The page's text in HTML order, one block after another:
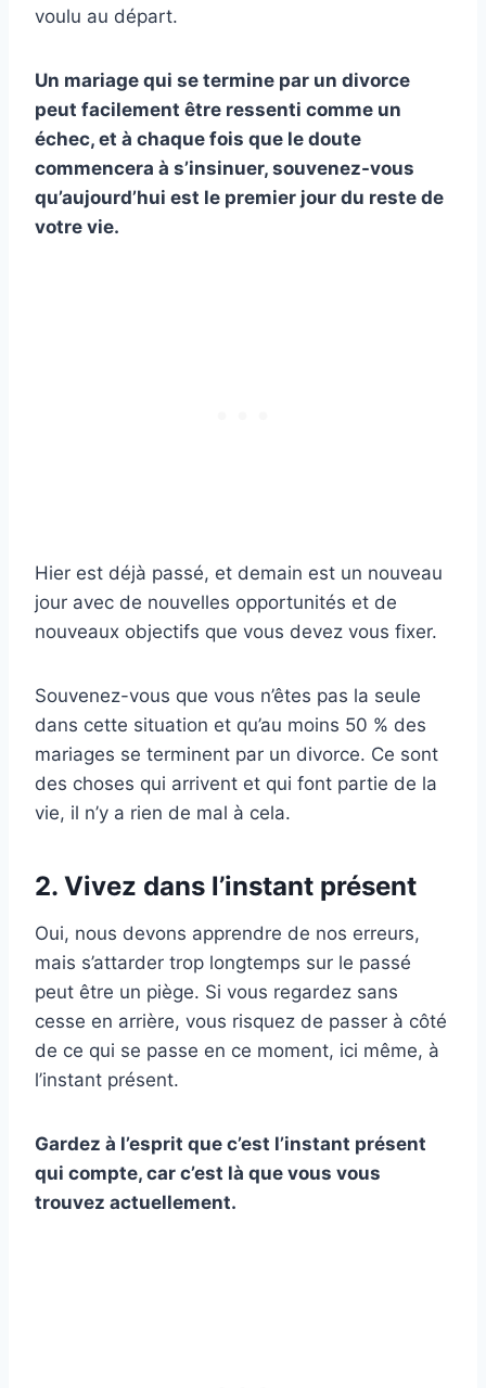
voulu au départ.
Un mariage qui se termine par un divorce
peut facilement être ressenti comme un
échec, et à chaque fois que le doute
commencera à s’insinuer, souvenez-vous
qu’aujourd’hui est le premier jour du reste de
votre vie.
Hier est déjà passé, et demain est un nouveau
jour avec de nouvelles opportunités et de
nouveaux objectifs que vous devez vous fixer.
Souvenez-vous que vous n’êtes pas la seule
dans cette situation et qu’au moins 50 % des
mariages se terminent par un divorce. Ce sont
des choses qui arrivent et qui font partie de la
vie, il n’y a rien de mal à cela.
2. Vivez dans l’instant présent
Oui, nous devons apprendre de nos erreurs,
mais s’attarder trop longtemps sur le passé
peut être un piège. Si vous regardez sans
cesse en arrière, vous risquez de passer à côté
de ce qui se passe en ce moment, ici même, à
l’instant présent.
Gardez à l’esprit que c’est l’instant présent
qui compte, car c’est là que vous vous
trouvez actuellement.